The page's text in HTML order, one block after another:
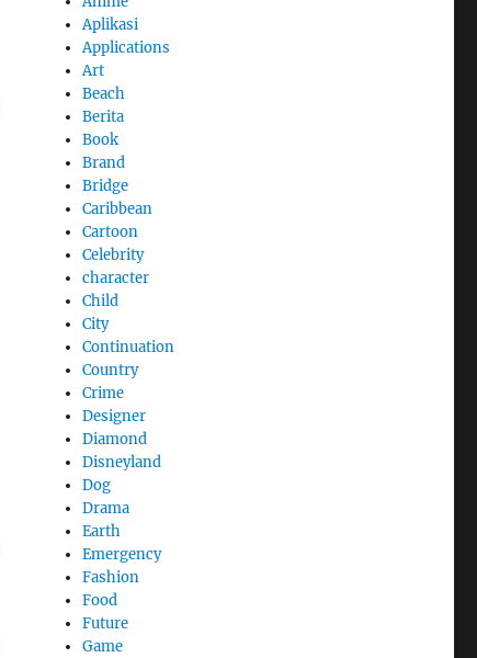
Aplikasi
Applications
Art
Beach
Berita
Book
Brand
Bridge
Caribbean
Cartoon
Celebrity
character
Child
City
Continuation
Country
Crime
Designer
Diamond
Disneyland
Dog
Drama
Earth
Emergency
Fashion
Food
Future
Game